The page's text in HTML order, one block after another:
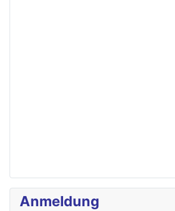
Anmeldung